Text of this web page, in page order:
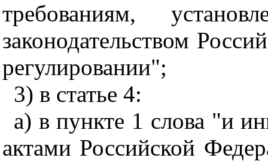
требованиям,
законодательством
регулировании";
3) в статье 4:
а) в пункте 1 слова "и
актами Российской